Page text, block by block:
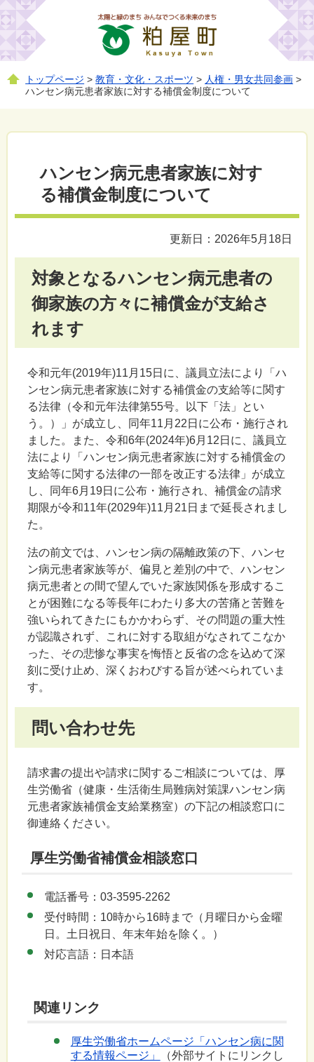
トップページ >教育・文化・スポーツ > 人権・男女共同参画 >
ハンセン病元患者家族に対する補償金制度について
ハンセン病元患者家族に対す
る補償金制度について
更新日：2026年5月18日
対象となるハンセン病元患者の
御家族の方々に補償金が支給さ
れます
令和元年(2019年)11月15日に、議員立法により「ハ
ンセン病元患者家族に対する補償金の支給等に関す
る法律（令和元年法律第55号。以下「法」とい
う。）」が成立し、同年11月22日に公布・施行され
ました。また、令和6年(2024年)6月12日に、議員立
法により「ハンセン病元患者家族に対する補償金の
支給等に関する法律の一部を改正する法律」が成立
し、同年6月19日に公布・施行され、補償金の請求
期限が令和11年(2029年)11月21日まで延長されまし
た。
法の前文では、ハンセン病の隔離政策の下、ハンセ
ン病元患者家族等が、偏見と差別の中で、ハンセン
病元患者との間で望んでいた家族関係を形成するこ
とが困難になる等長年にわたり多大の苦痛と苦難を
強いられてきたにもかかわらず、その問題の重大性
が認識されず、これに対する取組がなされてこなか
った、その悲惨な事実を悔悟と反省の念を込めて深
刻に受け止め、深くおわびする旨が述べられていま
す。
問い合わせ先
請求書の提出や請求に関するご相談については、厚
生労働省（健康・生活衛生局難病対策課ハンセン病
元患者家族補償金支給業務室）の下記の相談窓口に
御連絡ください。
厚生労働省補償金相談窓口
電話番号：03-3595-2262
受付時間：10時から16時まで（月曜日から金曜
日。土日祝日、年末年始を除く。）
対応言語：日本語
関連リンク
厚生労働省ホームページ「ハンセン病に関
する情報ページ」
（外部サイトにリンクし